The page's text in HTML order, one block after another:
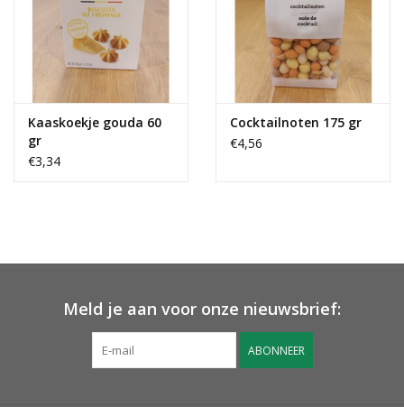
Kaaskoekje gouda 60
gr
€3,34
Cocktailnoten 175 gr
€4,56
Meld je aan voor onze nieuwsbrief:
ABONNEER